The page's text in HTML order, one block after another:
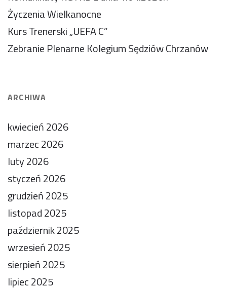
Życzenia Wielkanocne
Kurs Trenerski „UEFA C”
Zebranie Plenarne Kolegium Sędziów Chrzanów
ARCHIWA
kwiecień 2026
marzec 2026
luty 2026
styczeń 2026
grudzień 2025
listopad 2025
październik 2025
wrzesień 2025
sierpień 2025
lipiec 2025